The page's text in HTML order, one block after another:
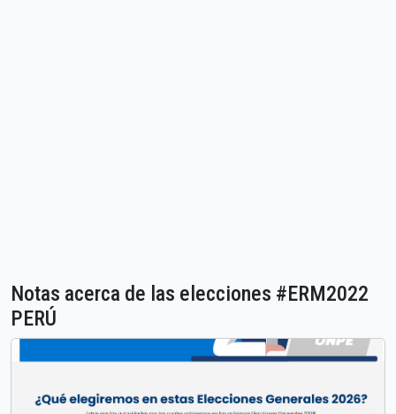
Notas acerca de las elecciones #ERM2022
PERÚ